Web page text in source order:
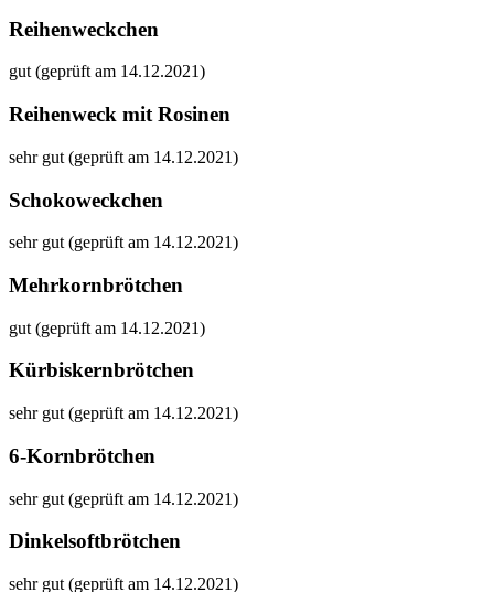
Reihenweckchen
gut (geprüft am 14.12.2021)
Reihenweck mit Rosinen
sehr gut (geprüft am 14.12.2021)
Schokoweckchen
sehr gut (geprüft am 14.12.2021)
Mehrkornbrötchen
gut (geprüft am 14.12.2021)
Kürbiskernbrötchen
sehr gut (geprüft am 14.12.2021)
6-Kornbrötchen
sehr gut (geprüft am 14.12.2021)
Dinkelsoftbrötchen
sehr gut (geprüft am 14.12.2021)